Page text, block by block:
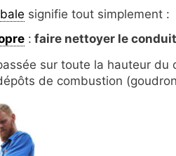
signifie tout simplement :
: faire nettoyer le
sur toute la hauteur du
de combustion